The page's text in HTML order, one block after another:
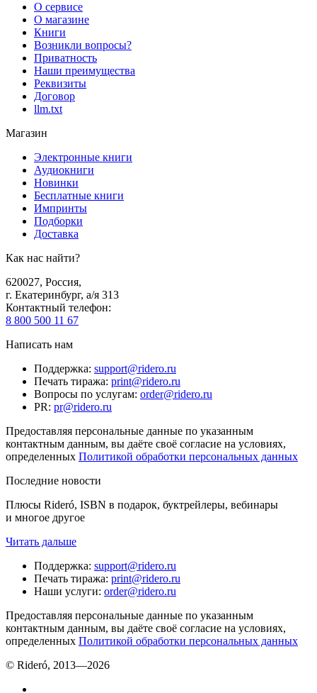
О сервисе
О магазине
Книги
Возникли вопросы?
Приватность
Наши преимущества
Реквизиты
Договор
llm.txt
Магазин
Электронные книги
Аудиокниги
Новинки
Бесплатные книги
Импринты
Подборки
Доставка
Как нас найти?
620027, Россия,
г. Екатеринбург, а/я 313
Контактный телефон:
8 800 500 11 67
Написать нам
Поддержка: support@ridero.ru
Печать тиража: print@ridero.ru
Вопросы по услугам: order@ridero.ru
PR: pr@ridero.ru
Предоставляя персональные данные по указанным
контактным данным, вы даёте своё согласие на условиях,
определенных Политикой обработки персональных данных
Последние новости
Плюсы Rideró, ISBN в подарок, буктрейлеры, вебинары
и многое другое
Читать дальше
Поддержка: support@ridero.ru
Печать тиража: print@ridero.ru
Наши услуги: order@ridero.ru
Предоставляя персональные данные по указанным
контактным данным, вы даёте своё согласие на условиях,
определенных Политикой обработки персональных данных
© Rideró, 2013—2026